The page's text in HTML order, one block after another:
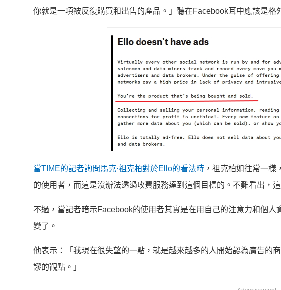
你就是一項被反復購買和出售的產品。」聽在Facebook耳中應該是格
當TIME的記者詢問馬克·祖克柏對於Ello的看法時 ，祖克柏如往常一
的使用者，而這是沒辦法透過收費服務達到這個目標的。不難看出，
不過，當記者暗示Facebook的使用者其實是在用自己的注意力和個
變了。
他表示：「我現在很失望的一點，就是越來越多的人開始認為廣告的
謬的觀點。」